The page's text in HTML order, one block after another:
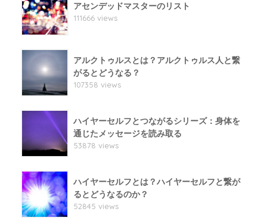
アセンデッドマスターのリスト
111666 views
アルクトゥルスとは？アルクトゥルス人と繋
がるとどうなる？
107358 views
ハイヤーセルフとつながるシリーズ：身体を
通じたメッセージを読み取る
53878 views
ハイヤーセルフとは？ハイヤーセルフと繋が
るとどうなるのか？
52845 views